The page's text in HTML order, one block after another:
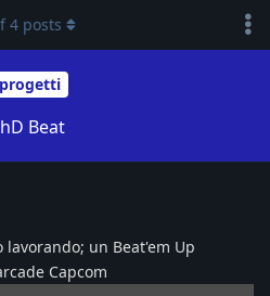
Beat
4 posts
un Beat'em Up
Capcom